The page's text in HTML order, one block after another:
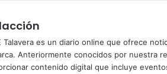
Talavera es un diario online que ofrece
Anteriormente conocidos por nuestra
contenido digital que incluye